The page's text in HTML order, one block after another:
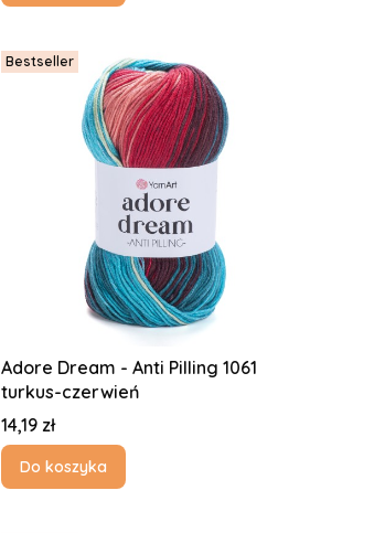
Bestseller
Adore Dream - Anti Pilling 1061
turkus-czerwień
Cena
14,19 zł
Do koszyka